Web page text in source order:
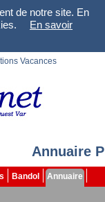
de notre site. En
En savoir
Vacances
Annuaire
Bandol
Annuaire